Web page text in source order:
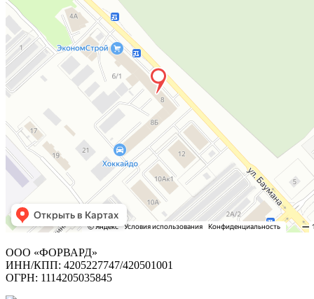
ООО «ФОРВАРД»
ИНН/КПП: 4205227747/420501001
ОГРН: 1114205035845